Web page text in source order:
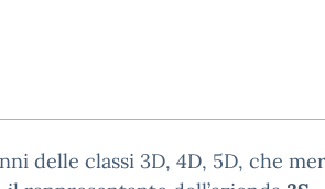
delle classi 3D, 4D, 5D, che